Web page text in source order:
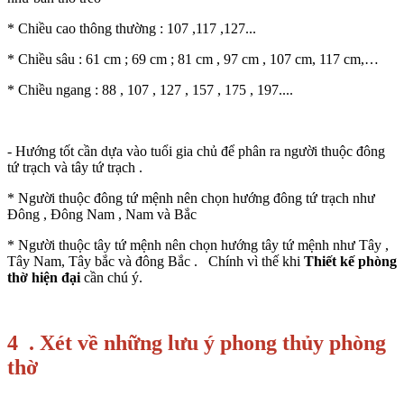
* Chiều cao thông thường : 107 ,117 ,127...
* Chiều sâu : 61 cm ; 69 cm ; 81 cm , 97 cm , 107 cm, 117 cm,…
* Chiều ngang : 88 , 107 , 127 , 157 , 175 , 197....
- Hướng tốt cần dựa vào tuổi gia chủ để phân ra người thuộc đông
tứ trạch và tây tứ trạch .
* Người thuộc đông tứ mệnh nên chọn hướng đông tứ trạch như
Đông , Đông Nam , Nam và Bắc
* Người thuộc tây tứ mệnh nên chọn hướng tây tứ mệnh như Tây ,
Tây Nam, Tây bắc và đông Bắc . Chính vì thế khi Thiết kế phòng
thờ hiện đại cần chú ý.
4 . Xét về những lưu ý phong thủy phòng
thờ